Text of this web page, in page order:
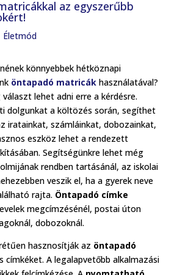
az egyszerűbb
Életmód
könnyebbek hétköznapi
öntapadó matricákhasználatával?
lehet adni erre a kérdésre.
dolgunkat a költözés során, segíthet
iratainkat, számláinkat, dobozainkat,
eszköz lehet a rendezett
Segítségünkre lehet még
rendben tartásánál, az iskolai
veszik el, ha a gyerek neve
rajta. Öntapadó címke
megcímzésénél, postai úton
dobozoknál.
hasznosítják az öntapadó
címkéket. A legalapvetőbb alkalmazási